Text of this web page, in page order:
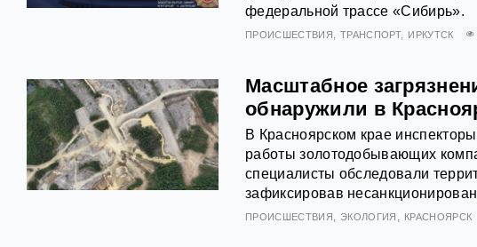
федеральной трассе «Сибирь».
ПРОИСШЕСТВИЯ ТРАНСПОРТ ИРКУТСК
Масштабное
обнаружили в
В Красноярском крае
работы золотодобывающих
специалисты обследовали
зафиксировав
ПРОИСШЕСТВИЯ ЭКОЛОГИЯ КРАСНОЯРСК